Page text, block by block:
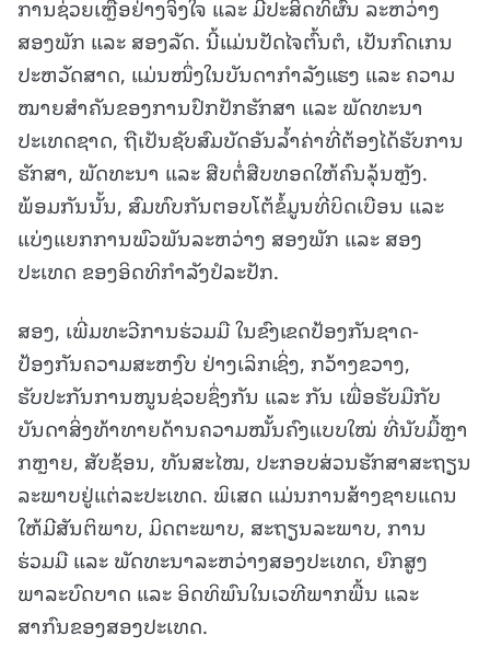
ການຊ່ວຍເຫຼືອຢ່າງຈິງໃຈ ແລະ ມີປະສິດທິຜົນ ລະຫວ່າງ
ສອງພັກ ແລະ ສອງລັດ. ນີ້ແມ່ນປັດໄຈຕົ້ນຕໍ, ເປັນກົດເກນ
ປະຫວັດສາດ, ແມ່ນໜຶ່ງໃນບັນດາກຳລັງແຮງ ແລະ ຄວາມ
ໝາຍສຳຄັນຂອງການປົກປັກຮັກສາ ແລະ ພັດທະນາ
ປະເທດຊາດ, ຖືເປັນຊັບສົມບັດອັນລ້ຳຄ່າທີ່ຕ້ອງໄດ້ຮັບການ
ຮັກສາ, ພັດທະນາ ແລະ ສືບຕໍ່ສືບທອດໃຫ້ຄົນລຸ້ນຫຼັງ.
ພ້ອມກັນນັ້ນ, ສົມທົບກັນຕອບໂຕ້ຂໍ້ມູນທີ່ບິດເບືອນ ແລະ
ແບ່ງແຍກການພົວພັນລະຫວ່າງ ສອງພັກ ແລະ ສອງ
ປະເທດ ຂອງອິດທິກຳລັງປໍລະປັກ.
ສອງ, ເພີ່ມທະວີການຮ່ວມມື ໃນຂົງເຂດປ້ອງກັນຊາດ-
ປ້ອງກັນຄວາມສະຫງົບ ຢ່າງເລິກເຊິ່ງ, ກວ້າງຂວາງ,
ຮັບປະກັນການໜູນຊ່ວຍຊຶ່ງກັນ ແລະ ກັນ ເພື່ອຮັບມືກັບ
ບັນດາສິ່ງທ້າທາຍດ້ານຄວາມໝັ້ນຄົງແບບໃໝ່ ທີ່ນັບມື້ຫຼາ
ກຫຼາຍ, ສັບຊ້ອນ, ທັນສະໄໝ, ປະກອບສ່ວນຮັກສາສະຖຽນ
ລະພາບຢູ່ແຕ່ລະປະເທດ. ພິເສດ ແມ່ນການສ້າງຊາຍແດນ
ໃຫ້ມີສັນຕິພາບ, ມິດຕະພາບ, ສະຖຽນລະພາບ, ການ
ຮ່ວມມື ແລະ ພັດທະນາລະຫວ່າງສອງປະເທດ, ຍົກສູງ
ພາລະບົດບາດ ແລະ ອິດທິພົນໃນເວທີພາກພື້ນ ແລະ
ສາກົນຂອງສອງປະເທດ.